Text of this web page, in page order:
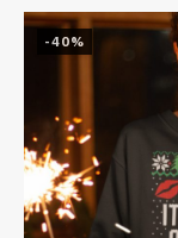
-40%